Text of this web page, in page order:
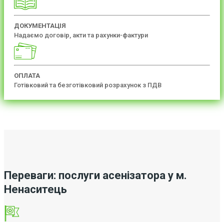
ДОКУМЕНТАЦІЯ
Надаємо договір, акти та рахунки-фактури
ОПЛАТА
Готівковий та безготівковий розрахунок з ПДВ
Переваги: послуги асенізатора у м.
Ненаситець